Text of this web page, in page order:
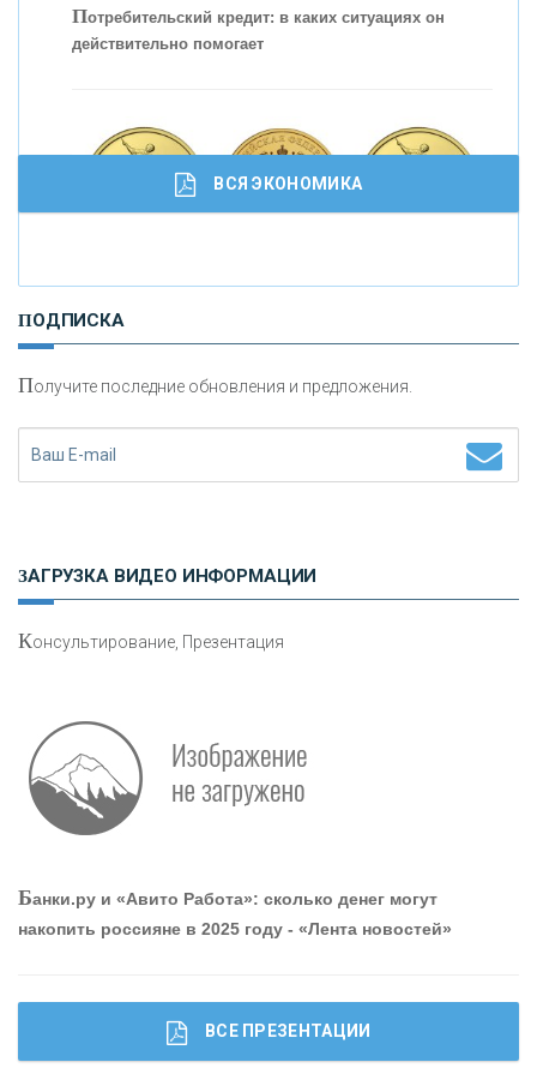
привлечь и удержать персонал - «Интервью»
Потребительский кредит: в каких ситуациях он
действительно помогает
И
сохранения и увеличения капитала
ВСЯ ЭКОНОМИКА
ПОДПИСКА
Получите последние обновления и предложения.
ЗАГРУЗКА ВИДЕО ИНФОРМАЦИИ
Консультирование, Презентация
Банки.ру и «Авито Работа»: сколько денег могут
накопить россияне в 2025 году - «Лента новостей»
ВСЕ ПРЕЗЕНТАЦИИ